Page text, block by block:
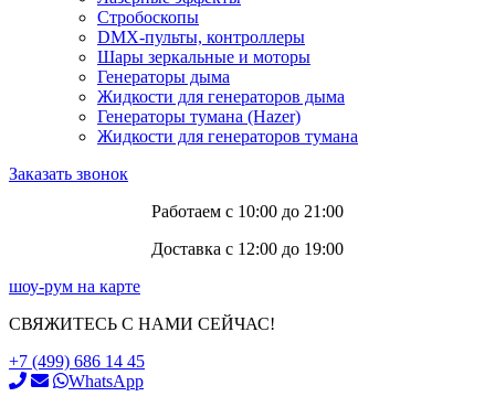
Стробоскопы
DMX-пульты, контроллеры
Шары зеркальные и моторы
Генераторы дыма
Жидкости для генераторов дыма
Генераторы тумана (Hazer)
Жидкости для генераторов тумана
Заказать звонок
Работаем с 10:00 до 21:00
Доставка с 12:00 до 19:00
шоу-рум на карте
СВЯЖИТЕСЬ С НАМИ СЕЙЧАС!
+7 (499) 686 14 45
WhatsApp